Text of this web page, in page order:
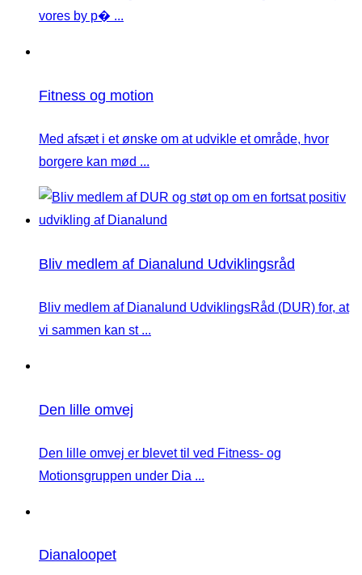
vores by p� ...
Fitness og motion
Med afsæt i et ønske om at udvikle et område, hvor
borgere kan mød ...
Bliv medlem af Dianalund Udviklingsråd
Bliv medlem af Dianalund UdviklingsRåd (DUR) for, at
vi sammen kan st ...
Den lille omvej
Den lille omvej er blevet til ved Fitness- og
Motionsgruppen under Dia ...
Dianaloopet